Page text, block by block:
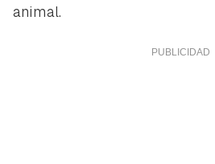
animal.